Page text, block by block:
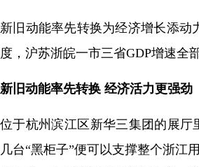
新旧动能率先转换为经济增长添
，沪苏浙皖一市三省GDP增速全
新旧动能率先转换 经济活力更强劲
位于杭州滨江区新华三集团的展厅
台“黑柜子”便可以支撑整个浙江